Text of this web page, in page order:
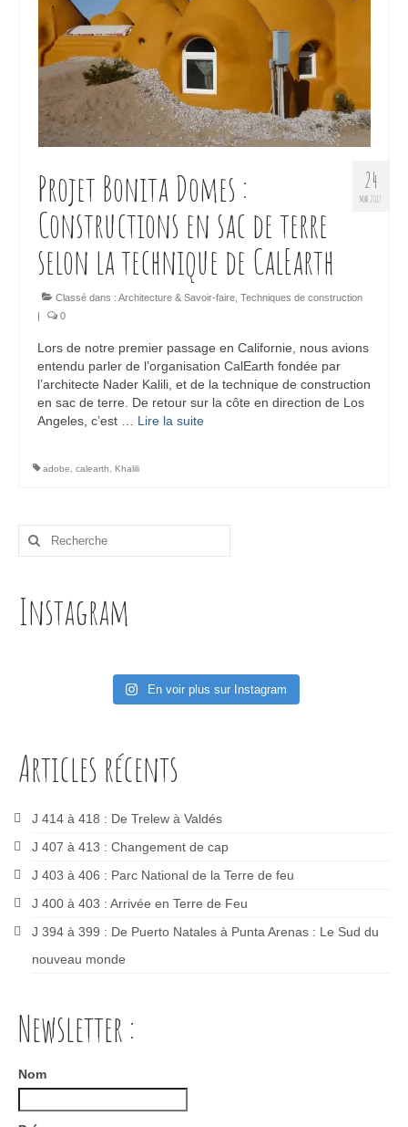
24
MAR 2017
Projet Bonita Domes :
Constructions en sac de terre
selon la technique de CalEarth
Classé dans : Architecture & Savoir-faire Techniques de construction
|
0
Lors de notre premier passage en Californie, nous avions
entendu parler de l’organisation CalEarth fondée par
l’architecte Nader Kalili, et de la technique de construction
en sac de terre. De retour sur la côte en direction de Los
Angeles, c’est … Lire la suite­­
adobe calearth Khalili
Rechercher
Instagram
En voir plus sur Instagram
Articles récents
J 414 à 418 : De Trelew à Valdés
J 407 à 413 : Changement de cap
J 403 à 406 : Parc National de la Terre de feu
J 400 à 403 : Arrivée en Terre de Feu
J 394 à 399 : De Puerto Natales à Punta Arenas : Le Sud du
nouveau monde
Newsletter :
Nom